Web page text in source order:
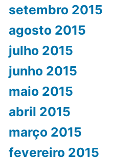
setembro 2015
agosto 2015
julho 2015
junho 2015
maio 2015
abril 2015
março 2015
fevereiro 2015